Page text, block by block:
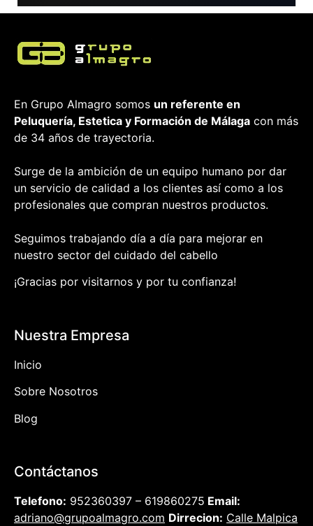
En Grupo Almagro somos un referente en
Peluquería, Estetica y Formación de Málaga con más
de 34 años de trayectoria.
Surge de la ambición de un equipo humano por dar
un servicio de calidad a los clientes así como a los
profesionales que compran nuestros productos.
Seguimos trabajando día a día para mejorar en
nuestro sector del cuidado del cabello
¡Gracias por visitarnos y por tu confianza!
Nuestra Empresa
Inicio
Sobre Nosotros
Blog
Contáctanos
Telefono: 952360397 – 619860275 Email:
adriano@grupoalmagro.com Dirrecion: Calle Malpica